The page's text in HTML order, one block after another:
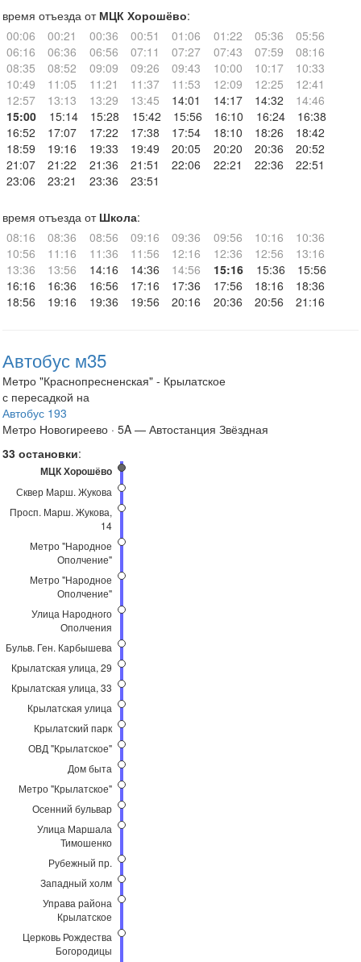
время отъезда от МЦК Хорошёво:
00:06
00:21 00:36 00:51 01:06 01:22 05:36
05:56
06:16
06:36 06:56 07:11 07:27 07:43 07:59
08:16
08:35
08:52 09:09 09:26 09:43 10:00 10:17
10:33
10:49
11:05 11:21 11:37 11:53 12:09 12:25
12:41
12:57
13:13 13:29 13:45 14:01 14:17 14:32
14:46
15:00
15:14 15:28 15:42 15:56 16:10 16:24
16:38
16:52
17:07 17:22 17:38 17:54 18:10 18:26
18:42
18:59
19:16 19:33 19:49 20:05 20:20 20:36
20:52
21:07
21:22 21:36 21:51 22:06 22:21 22:36
22:51
23:06
23:21 23:36 23:51
время отъезда от Школа:
08:16
08:36 08:56 09:16 09:36 09:56 10:16
10:36
10:56
11:16 11:36 11:56 12:16 12:36 12:56
13:16
13:36
13:56 14:16 14:36 14:56 15:16 15:36
15:56
16:16
16:36 16:56 17:16 17:36 17:56 18:16
18:36
18:56
19:16 19:36 19:56 20:16 20:36 20:56 21:16
Автобус м35
Метро "Краснопресненская" - Крылатское
с пересадкой на
Автобус 193
Метро Новогиреево · 5A — Автостанция Звёздная
33 остановки:
МЦК Хорошёво
Сквер Марш. Жукова
Просп. Марш. Жукова,
14
Метро "Народное
Ополчение"
Метро "Народное
Ополчение"
Улица Народного
Ополчения
Бульв. Ген. Карбышева
Крылатская улица, 29
Крылатская улица, 33
Крылатская улица
Крылатский парк
ОВД "Крылатское"
Дом быта
Метро "Крылатское"
Осенний бульвар
Улица Маршала
Тимошенко
Рубежный пр.
Западный холм
Управа района
Крылатское
Церковь Рождества
Богородицы